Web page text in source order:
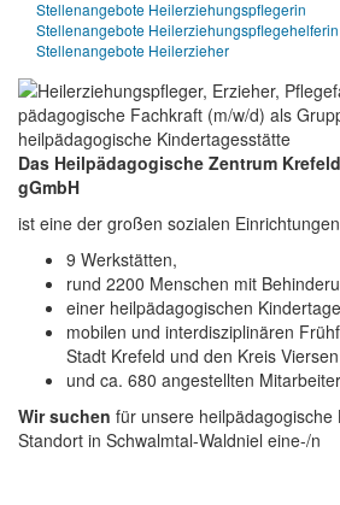
Stellenangebote Heilerziehungspflegerin
Stellenangebote Heilerziehungspflegehelferin
Stellenangebote Heilerzieher
Das Heilpädagogische Zentrum
gGmbH
ist eine der großen sozialen
9 Werkstätten,
rund 2200 Menschen mit
einer heilpädagogischen
mobilen und interdisziplinären
Stadt Krefeld und den Kreis Viersen
und ca. 680 angestellten
Wir suchen für unsere heilpädagogische
Standort in Schwalmtal-Waldniel eine-/n